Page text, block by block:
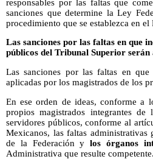
responsables por las faltas que
sanciones que determine la Ley
procedimiento que se establezca en
Las sanciones por las faltas en que
públicos del Tribunal Superior
Las sanciones por las faltas en
aplicadas por los magistrados de los
En ese orden de ideas, conforme a
propios magistrados integrantes
servidores públicos, conforme al
Mexicanos, las faltas administrativas
de la Federación ylos órganos
Administrativa que resulte competente.